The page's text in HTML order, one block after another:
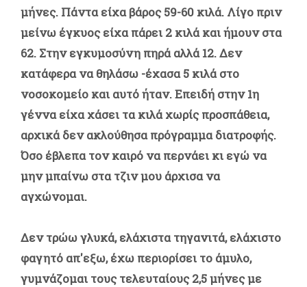
μήνες. Πάντα είχα βάρος 59-60 κιλά. Λίγο πριν
μείνω έγκυος είχα πάρει 2 κιλά και ήμουν στα
62. Στην εγκυμοσύνη πηρά αλλά 12. Δεν
κατάφερα να θηλάσω -έχασα 5 κιλά στο
νοσοκομείο και αυτό ήταν. Επειδή στην 1η
γέννα είχα χάσει τα κιλά χωρίς προσπάθεια,
αρχικά δεν ακλούθησα πρόγραμμα διατροφής.
Όσο έβλεπα τον καιρό να περνάει κι εγώ να
μην μπαίνω στα τζιν μου άρχισα να
αγχώνομαι.
Δεν τρώω γλυκά, ελάχιστα τηγανιτά, ελάχιστο
φαγητό απ'εξω, έχω περιορίσει το άμυλο,
γυμνάζομαι τους τελευταίους 2,5 μήνες με